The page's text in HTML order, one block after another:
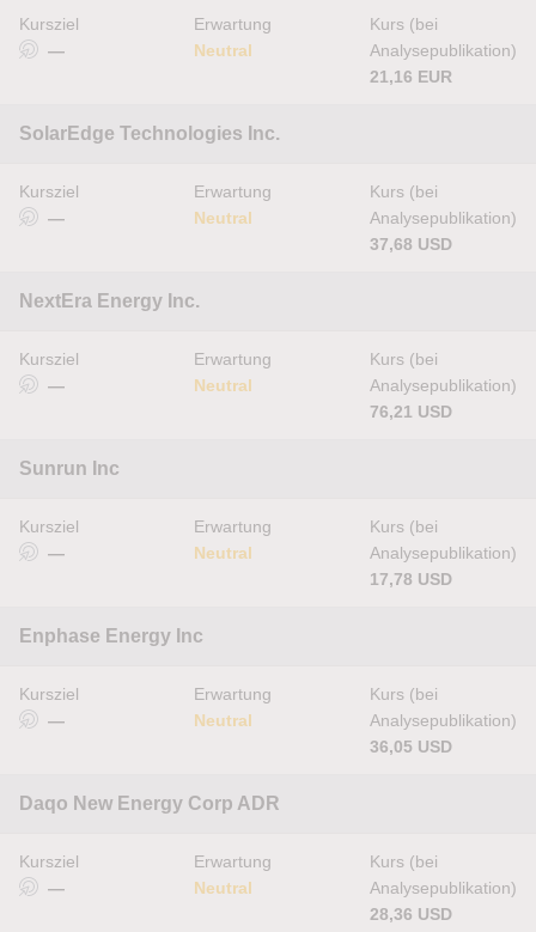
Kursziel
—
Erwartung
Neutral
Kurs (bei
Analysepublikation)
21,16 EUR
SolarEdge Technologies Inc.
Kursziel
—
Erwartung
Neutral
Kurs (bei
Analysepublikation)
37,68 USD
NextEra Energy Inc.
Kursziel
—
Erwartung
Neutral
Kurs (bei
Analysepublikation)
76,21 USD
Sunrun Inc
Kursziel
—
Erwartung
Neutral
Kurs (bei
Analysepublikation)
17,78 USD
Enphase Energy Inc
Kursziel
—
Erwartung
Neutral
Kurs (bei
Analysepublikation)
36,05 USD
Daqo New Energy Corp ADR
Kursziel
—
Erwartung
Neutral
Kurs (bei
Analysepublikation)
28,36 USD